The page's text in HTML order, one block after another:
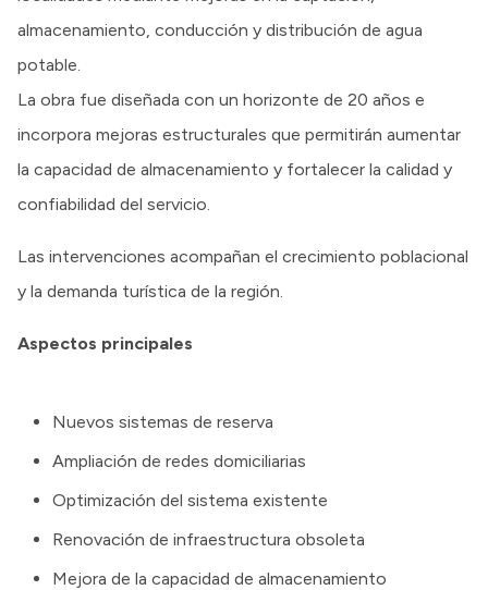
almacenamiento, conducción y distribución de agua
potable.
La obra fue diseñada con un horizonte de 20 años e
incorpora mejoras estructurales que permitirán aumentar
la capacidad de almacenamiento y fortalecer la calidad y
confiabilidad del servicio.
Las intervenciones acompañan el crecimiento poblacional
y la demanda turística de la región.
Aspectos principales
Nuevos sistemas de reserva
Ampliación de redes domiciliarias
Optimización del sistema existente
Renovación de infraestructura obsoleta
Mejora de la capacidad de almacenamiento